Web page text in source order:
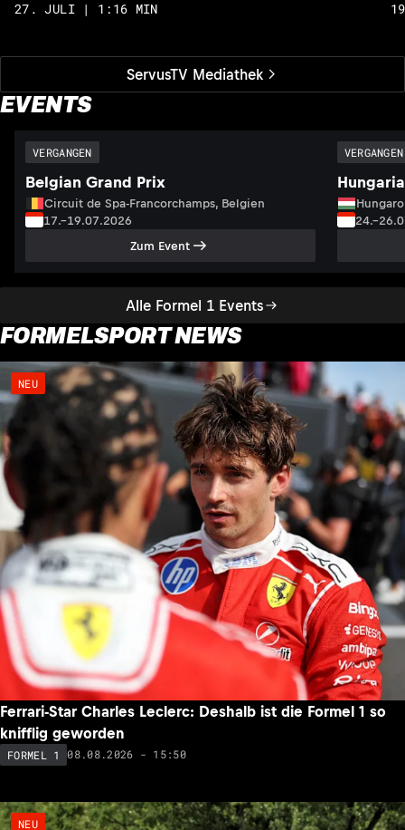
ServusTV Mediathek
27. JULI | 1:16 MIN
EVENTS
Alle Formel 1 Events
VERGANGEN
Belgian Grand Prix
Circuit de Spa-Francorchamps, Belgien
17.–19.07.2026
Zum Event
VERGANGEN
FORMELSPORT NEWS
NEU
Ferrari-Star Charles Leclerc: Deshalb ist die Formel 1 so
knifflig geworden
FORMEL 1 08.08.2026 - 15:50
NEU